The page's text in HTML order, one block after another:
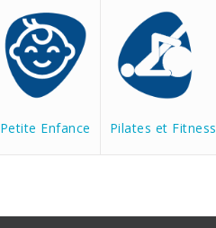
Petite Enfance Pilates et Fitness